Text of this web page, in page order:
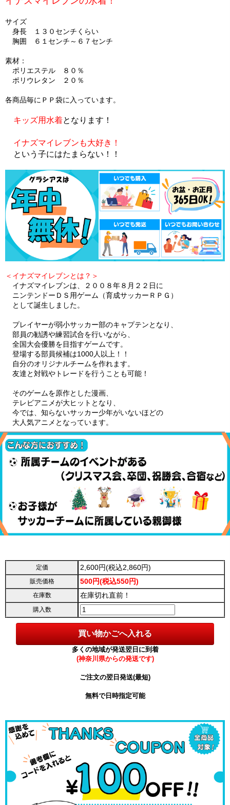
サイズ
身長 １３０センチくらい
胸囲 ６１センチ～６７センチ
素材：
ポリエステル ８０％
ポリウレタン ２０％
各商品毎にＰＰ袋に入っています。
キッズ用水着となります！
イナズマイレブンも大好き！
という子にはたまらない！！
＜イナズマイレブンとは？＞
イナズマイレブンは、２００８年８月２２日に
ニンテンドーＤＳ用ゲーム（育成サッカーＲＰＧ）
として誕生しました。
プレイヤーが弱小サッカー部のキャプテンとなり、
部員の勧誘や練習試合を行いながら、
全国大会優勝を目指すゲームです。
登場する部員候補は1000人以上！！
自分のオリジナルチームを作れます。
友達と対戦やトレードを行うことも可能！
そのゲームを原作とした漫画、
テレビアニメが大ヒットとなり、
今では、知らないサッカー少年がいないほどの
大人気アニメとなっています。
定価 2,600円(税込2,860円)
販売価格 500円(税込550円)
在庫数 在庫切れ直前！
購入数
多くの地域が発送翌日に到着
(神奈川県からの発送です)
ご注文の翌日発送(最短)
無料で日時指定可能